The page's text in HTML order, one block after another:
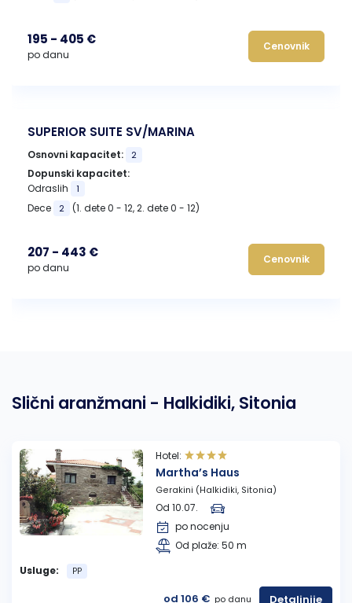
195 - 405 €
po danu
Cenovnik
SUPERIOR SUITE SV/MARINA
Osnovni kapacitet: 2
Dopunski kapacitet:
Odraslih
1
Dece 2 (1. dete 0 - 12, 2. dete 0 - 12)
207 - 443 €
po danu
Cenovnik
Slični aranžmani - Halkidiki, Sitonia
Hotel:
Martha’s Haus
Gerakini (Halkidiki, Sitonia)
Od 10.07.
po nocenju
Od plaže: 50 m
Usluge:
PP
od 106 € po danu Detaljnije